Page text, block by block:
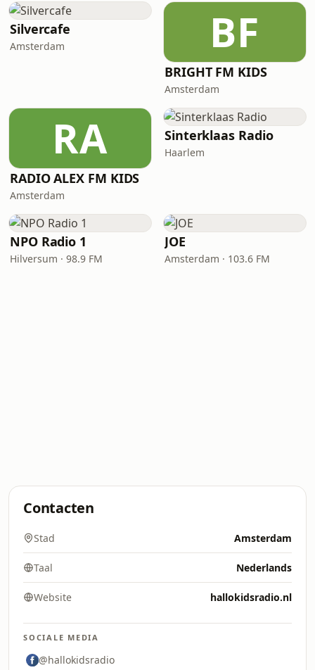
Silvercafe
Amsterdam BF
BRIGHT FM KIDS
Amsterdam
RA
RADIO ALEX FM KIDS
Amsterdam
Sinterklaas Radio
Haarlem
NPO Radio 1
Hilversum · 98.9 FM
JOE
Amsterdam · 103.6 FM
Contacten
Stad Amsterdam
Taal Nederlands
Website hallokidsradio.nl
SOCIALE MEDIA
@hallokidsradio